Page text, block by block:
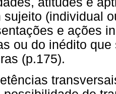
sujeito (individual
e ações
ou do inédito
(p.175).